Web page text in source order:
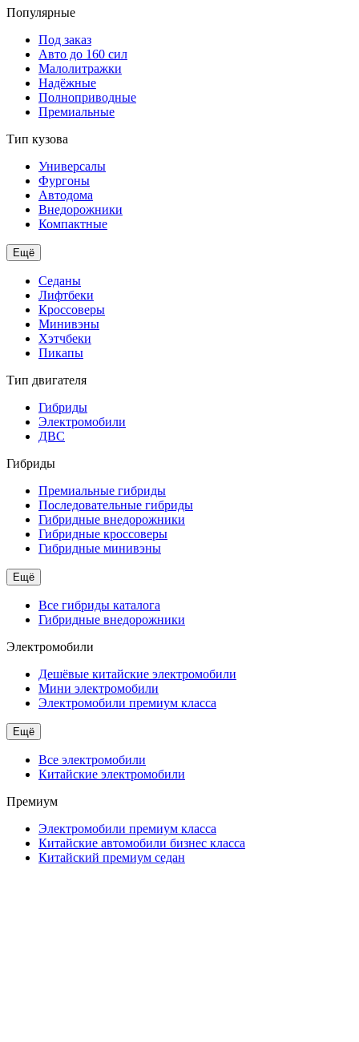
Популярные
Под заказ
Авто до 160 сил
Малолитражки
Надёжные
Полноприводные
Премиальные
Тип кузова
Универсалы
Фургоны
Автодома
Внедорожники
Компактные
Ещё
Седаны
Лифтбеки
Кроссоверы
Минивэны
Хэтчбеки
Пикапы
Тип двигателя
Гибриды
Электромобили
ДВС
Гибриды
Премиальные гибриды
Последовательные гибриды
Гибридные внедорожники
Гибридные кроссоверы
Гибридные минивэны
Ещё
Все гибриды каталога
Гибридные внедорожники
Электромобили
Дешёвые китайские электромобили
Мини электромобили
Электромобили премиум класса
Ещё
Все электромобили
Китайские электромобили
Премиум
Электромобили премиум класса
Китайские автомобили бизнес класса
Китайский премиум седан